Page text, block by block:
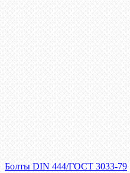
Болты DIN 444/ГОСТ 3033-79